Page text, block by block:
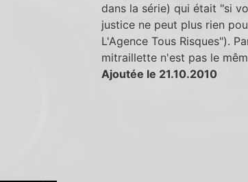
dans la série) qui était "si
justice ne peut plus rien
L'Agence Tous Risques").
mitraillette n'est pas le
Ajoutée le 21.10.2010